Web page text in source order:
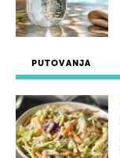
PUTOVANJA